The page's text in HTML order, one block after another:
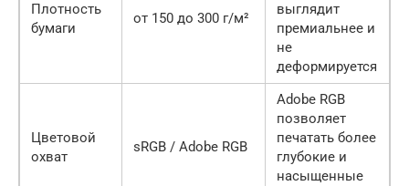
Плотность
бумаги
от 150 до 300 г/м²
выглядит
премиальнее и
не
деформируется
Цветовой
охват
sRGB / Adobe RGB
Adobe RGB
позволяет
печатать более
глубокие и
насыщенные